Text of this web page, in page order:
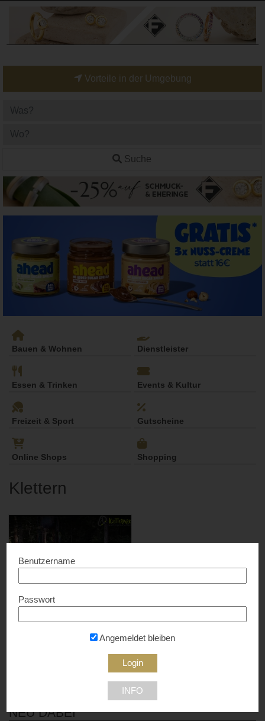
Vorteile in der Umgebung
Suche
Bauen & Wohnen Dienstleister
Essen & Trinken Events & Kultur
Freizeit & Sport Gutscheine
Online Shops Shopping
Klettern
Kletterpark Wartmannstetten
– Natur macht Sinn
NEU DABEI
Benutzername
Passwort
Angemeldet bleiben
INFO